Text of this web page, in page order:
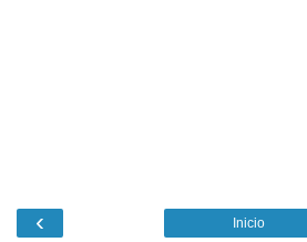
‹ Inicio